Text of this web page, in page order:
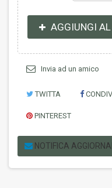
AGGIUNGI AL
Invia ad un amico
TWITTA
PINTEREST
NOTIFICA